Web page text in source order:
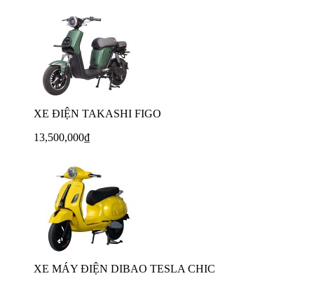
XE ĐIỆN TAKASHI FIGO
13,500,000₫
XE MÁY ĐIỆN DIBAO TESLA CHIC